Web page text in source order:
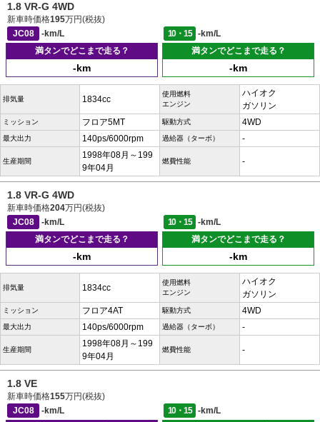
1.8 VR-G 4WD
新車時価格195万円(税抜)
JC08
-km/L 10・15
-km/L
満タンでどこまで走る？
-km
満タンでどこまで走る？
-km
排気量 1834cc
使用燃料
エンジン
ハイオク
ガソリン
ミッション フロア5MT 駆動方式 4WD
最大出力 140ps/6000rpm 過給器（ターボ） -
生産期間
1998年08月～199
9年04月
燃費性能 -
1.8 VR-G 4WD
新車時価格204万円(税抜)
JC08
-km/L 10・15
-km/L
満タンでどこまで走る？
-km
満タンでどこまで走る？
-km
排気量 1834cc
使用燃料
エンジン
ハイオク
ガソリン
ミッション フロア4AT 駆動方式 4WD
最大出力 140ps/6000rpm 過給器（ターボ） -
生産期間
1998年08月～199
9年04月
燃費性能 -
1.8 VE
新車時価格155万円(税抜)
JC08
-km/L 10・15
-km/L